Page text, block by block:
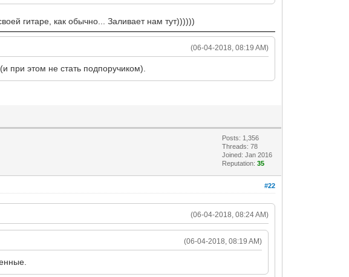
гитаре, как обычно... Заливает нам тут))))))
(06-04-2018, 08:19 AM)
при этом не стать подпоручиком).
Posts: 1,356
Threads: 78
Joined: Jan 2016
Reputation:35
#22
(06-04-2018, 08:24 AM)
(06-04-2018, 08:19 AM)